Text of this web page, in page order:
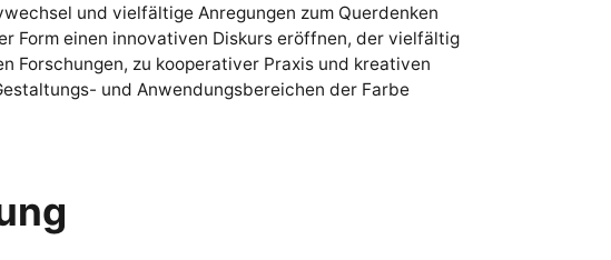
und vielfältige Anregungen zum Querdenken
Form einen innovativen Diskurs eröffnen, der vielfältig
Forschungen, zu kooperativer Praxis und kreativen
und Anwendungsbereichen der Farbe